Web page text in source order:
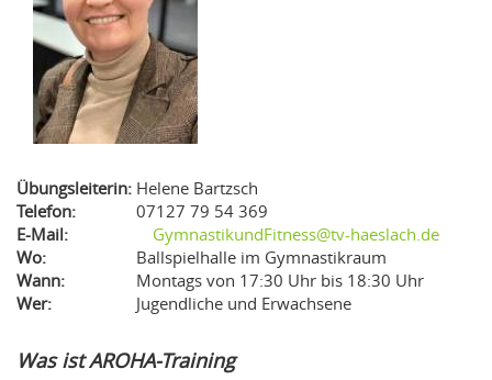
Übungsleiterin: Helene Bartzsch
Telefon:
07127 79 54 369
E-Mail:
GymnastikundFitness@tv-haeslach.de
Wo:
Ballspielhalle im Gymnastikraum
Wann:
Montags von 17:30 Uhr bis 18:30 Uhr
Wer:
Jugendliche und Erwachsene
Was ist AROHA-Training